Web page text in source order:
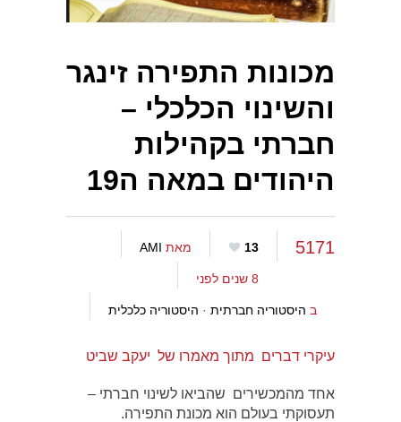
מכונות התפירה זינגר
והשינוי הכלכלי –
חברתי בקהילות
היהודים במאה ה19
5171
13 מאת AMI
8 שנים לפני
ב היסטוריה חברתית · היסטוריה כלכלית
עיקרי דברים מתוך מאמרו של יעקב שביט
אחד מהמכשירים שהביאו לשינוי חברתי –
תעסוקתי בעולם הוא מכונת התפירה.